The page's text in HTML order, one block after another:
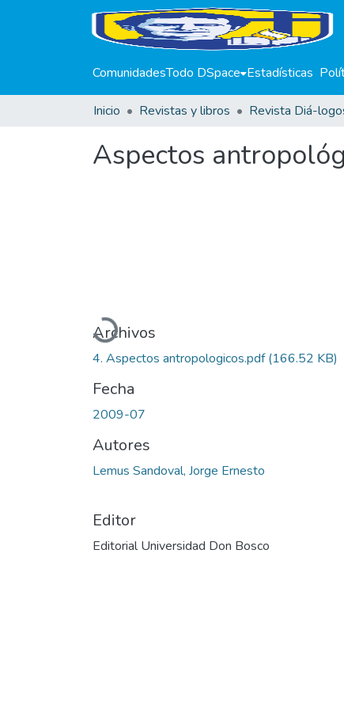
ComunidadesTodo DSpace Estadísticas
Inicio Revistas y libros Revista Diá-
Aspectos
Cargando...
Archivos
4. Aspectos antropologicos.pdf(166.52 KB)
Fecha
2009-07
Autores
Lemus Sandoval, Jorge Ernesto
Editor
Editorial Universidad Don Bosco